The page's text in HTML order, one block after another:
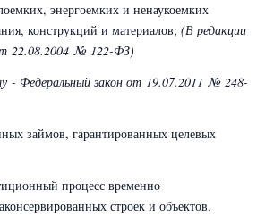
энергоемких и ненаукоемких
конструкций и материалов; (В редакции
22.08.2004 № 122-ФЗ)
- Федеральный закон от 19.07.2011 № 248-
займов, гарантированных целевых
процесс временно
строек и объектов,